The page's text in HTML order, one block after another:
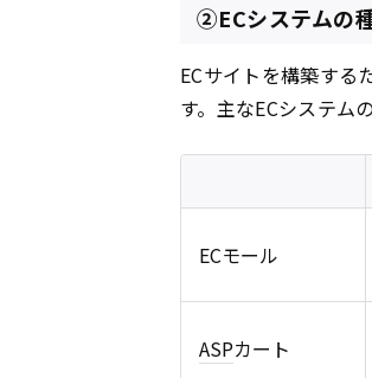
②ECシステムの
ECサイトを構築する
す。主なECシステム
ECモール
ASPカート